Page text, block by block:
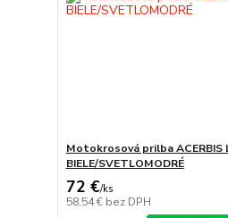
Motokrosová prilba ACERBIS
BIELE/SVETLOMODRÉ
72 €/ks
58,54 € bez DPH